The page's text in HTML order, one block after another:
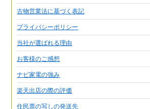
古物営業法に基づく表記
プライバシーポリシー
当社が選ばれる理由
お客様のご感想
ナビ家電の強み
楽天出店の際の評価
住民票の写しの発送先